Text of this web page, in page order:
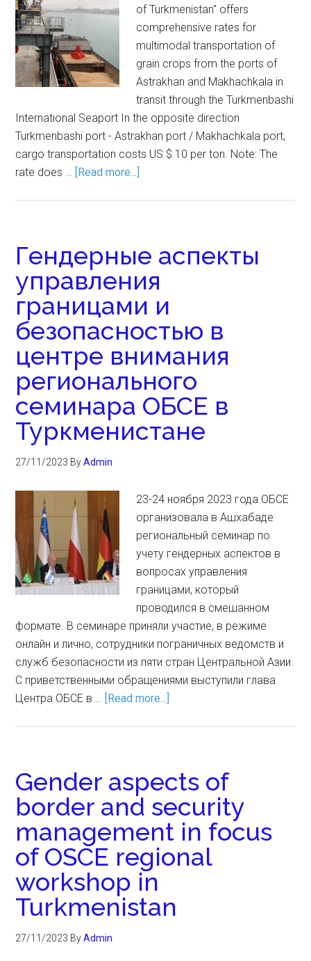
of Turkmenistan" offers
comprehensive rates for
multimodal transportation of
grain crops from the ports of
Astrakhan and Makhachkala in
transit through the Turkmenbashi
International Seaport In the opposite direction
Turkmenbashi port - Astrakhan port / Makhachkala port,
cargo transportation costs US $ 10 per ton. Note: The
rate does … [Read more...]
Гендерные аспекты
управления
границами и
безопасностью в
центре внимания
регионального
семинара ОБСЕ в
Туркменистане
27/11/2023 ByAdmin
23-24 ноября 2023 года ОБСЕ
организовала в Ашхабаде
региональный семинар по
учету гендерных аспектов в
вопросах управления
границами, который
проводился в смешанном
формате. В семинаре приняли участие, в режиме
онлайн и лично, сотрудники пограничных ведомств и
служб безопасности из пяти стран Центральной Азии.
С приветственными обращениями выступили глава
Центра ОБСЕ в … [Read more...]
Gender aspects of
border and security
management in focus
of OSCE regional
workshop in
Turkmenistan
27/11/2023 ByAdmin